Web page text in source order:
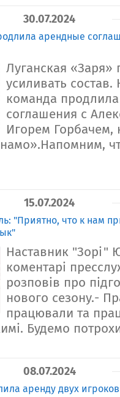
30.07.2024
арендные
Луганская «Заря»
усиливать состав.
команда
соглашения с
Игорем Горбачем,
15.07.2024
"Приятно, что к нам
Наставник "Зорі"
коментарі
розповів про
нового сезону.-
працювали та
Будемо
08.07.2024
аренду двух